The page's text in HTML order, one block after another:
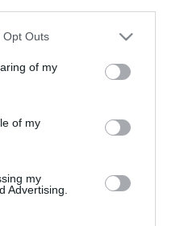
uses one or more Google
behaviour. You may click to
and its third-party tags to
purposes in below Google
Opt Outs
of my
of my
my
Advertising.